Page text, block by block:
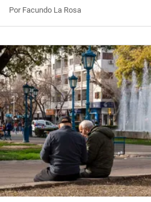
Por Facundo La Rosa